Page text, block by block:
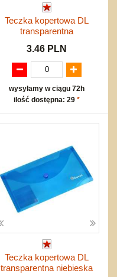
Teczka kopertowa DL
transparentna
3.46 PLN
wysyłamy w ciągu 72h
ilość dostępna: 29 *
Teczka kopertowa DL
transparentna niebieska